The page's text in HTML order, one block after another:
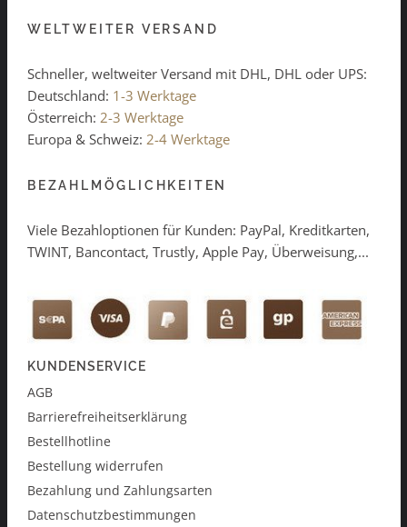
WELTWEITER VERSAND
Schneller, weltweiter Versand mit DHL, DHL oder UPS:
Deutschland: 1-3 Werktage
Österreich: 2-3 Werktage
Europa & Schweiz: 2-4 Werktage
BEZAHLMÖGLICHKEITEN
Viele Bezahloptionen für Kunden: PayPal, Kreditkarten,
TWINT, Bancontact, Trustly, Apple Pay, Überweisung,...
KUNDENSERVICE
AGB
Barrierefreiheitserklärung
Bestellhotline
Bestellung widerrufen
Bezahlung und Zahlungsarten
Datenschutzbestimmungen